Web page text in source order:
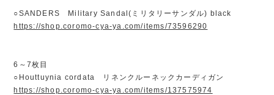
○SANDERS Military Sandal(ミリタリーサンダル) black
https://shop.coromo-cya-ya.com/items/73596290
6～7枚目
○Houttuynia cordata リネンクルーネックカーディガン
https://shop.coromo-cya-ya.com/items/137575974